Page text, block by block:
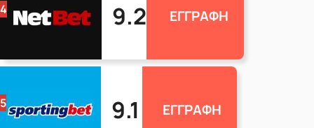
4 9.2 ΕΓΓΡΑΦΗ
5 9.1 ΕΓΓΡΑΦΗ